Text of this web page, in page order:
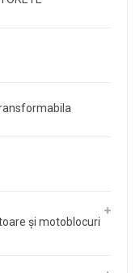
și motoblocuri